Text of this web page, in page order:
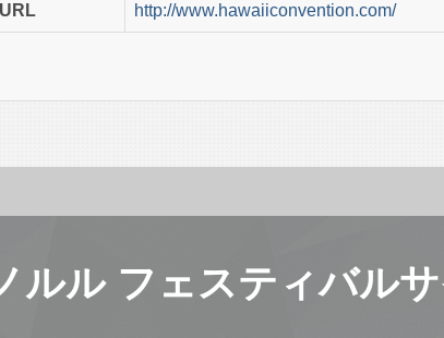
URL http://www.hawaiiconvention.com/
ルル フェスティバル